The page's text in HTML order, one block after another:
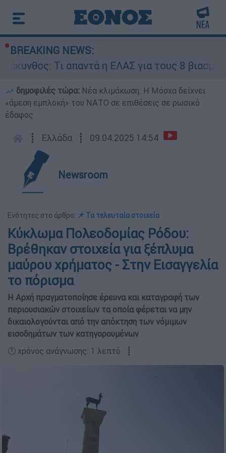
BREAKING NEWS:
Τι απαντά η ΕΛΑΣ για τους 8 βιασμούς
δημοφιλές τώρα: Νέα κλιμάκωση: Η Μόσχα δείχνει
«άμεση εμπλοκή» του ΝΑΤΟ σε επιθέσεις σε ρωσικό
έδαφος
┋ Ελλάδα ┋ 09.04.2025 14:54
Newsroom
Ενότητες στο άρθρο: 📌 Τα τελευταία στοιχεία
Κύκλωμα Πολεοδομίας Ρόδου:
Βρέθηκαν στοιχεία για ξέπλυμα
μαύρου χρήματος - Στην Εισαγγελία
το πόρισμα
Η Αρχή πραγματοποίησε έρευνα και καταγραφή των
περιουσιακών στοιχείων τα οποία φέρεται να μην
δικαιολογούνται από την απόκτηση των νόμιμων
εισοδημάτων των κατηγορουμένων
🕛 χρόνος ανάγνωσης: 1 λεπτό ┋